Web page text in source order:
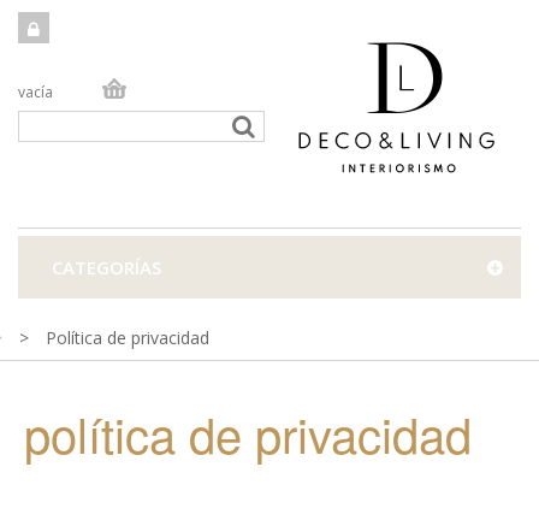
vacía
TIENDA ONLINE
CATEGORÍAS
> Política de privacidad
política de privacidad